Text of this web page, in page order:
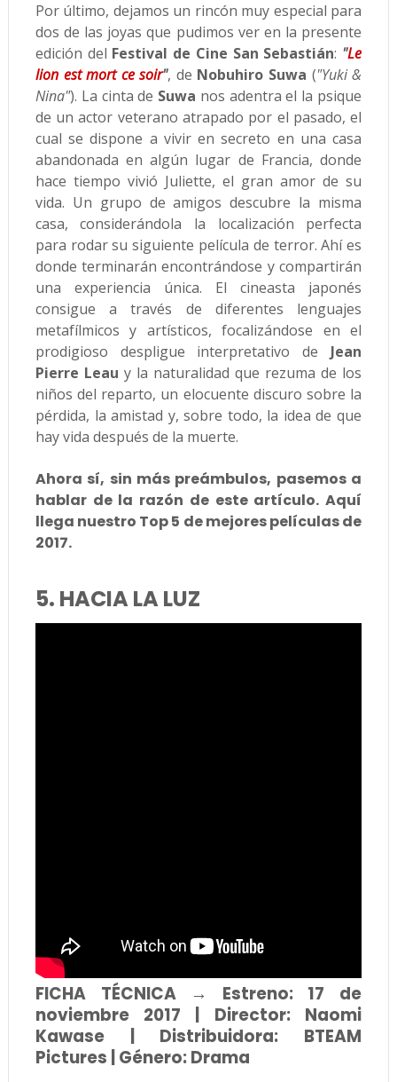
Por último, dejamos un rincón muy especial para
dos de las joyas que pudimos ver en la presente
edición del Festival de Cine San Sebastián: "Le
lion est mort ce soir", de Nobuhiro Suwa ("Yuki &
Nina"). La cinta de Suwa nos adentra el la psique
de un actor veterano atrapado por el pasado, el
cual se dispone a vivir en secreto en una casa
abandonada en algún lugar de Francia, donde
hace tiempo vivió Juliette, el gran amor de su
vida. Un grupo de amigos descubre la misma
casa, considerándola la localización perfecta
para rodar su siguiente película de terror. Ahí es
donde terminarán encontrándose y compartirán
una experiencia única. El cineasta japonés
consigue a través de diferentes lenguajes
metafílmicos y artísticos, focalizándose en el
prodigioso despligue interpretativo deJean
Pierre Leau y la naturalidad que rezuma de los
niños del reparto, un elocuente discuro sobre la
pérdida, la amistad y, sobre todo, la idea de que
hay vida después de la muerte.
Ahora sí, sin más preámbulos, pasemos a
hablar de la razón de este artículo. Aquí
llega nuestro Top 5 de mejores películas de
2017.
5. HACIA LA LUZ
FICHA TÉCNICA → Estreno: 17 de
noviembre 2017 | Director: Naomi
Kawase | Distribuidora: BTEAM
Pictures | Género: Drama